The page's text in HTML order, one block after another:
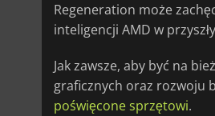
Regeneration może
inteligencji AMD w
Jak zawsze, aby być na
graficznych oraz rozwoju
poświęcone sprzętowi.